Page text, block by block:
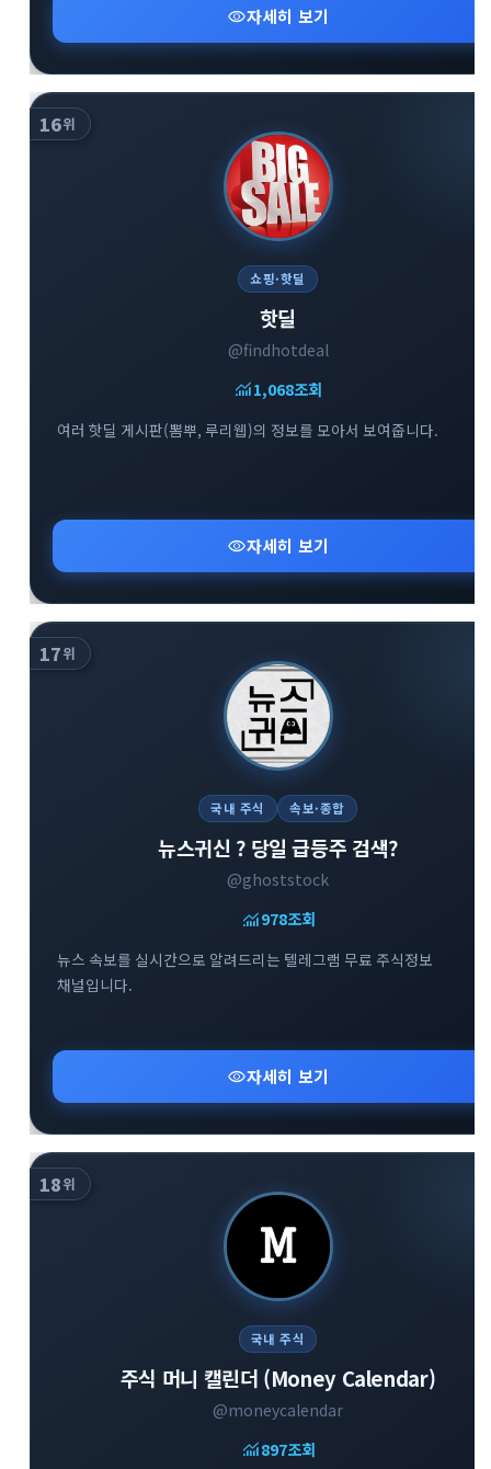
visibility자세히 보기
16위
쇼핑·핫딜
핫딜
@findhotdeal
monitoring1,068조회
여러 핫딜 게시판(뽐뿌, 루리웹)의 정보를 모아서 보여줍니다.
visibility자세히 보기
17위
국내 주식 속보·종합
뉴스귀신 ? 당일 급등주 검색?
@ghoststock
monitoring978조회
뉴스 속보를 실시간으로 알려드리는 텔레그램 무료 주식정보
채널입니다.
visibility자세히 보기
18위
국내 주식
주식 머니 캘린더 (Money Calendar)
@moneycalendar
monitoring897조회